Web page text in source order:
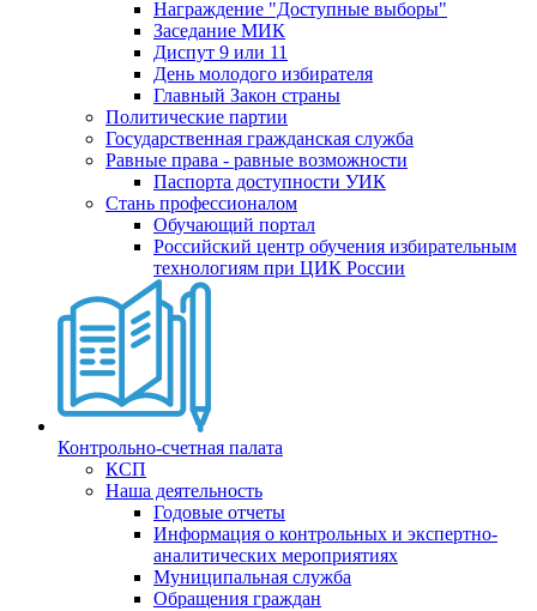
Награждение "Доступные выборы"
Заседание МИК
Диспут 9 или 11
День молодого избирателя
Главный Закон страны
Политические партии
Государственная гражданская служба
Равные права - равные возможности
Паспорта доступности УИК
Стань профессионалом
Обучающий портал
Российский центр обучения избирательным
технологиям при ЦИК России
Контрольно-счетная палата
КСП
Наша деятельность
Годовые отчеты
Информация о контрольных и экспертно-
аналитических мероприятиях
Муниципальная служба
Обращения граждан